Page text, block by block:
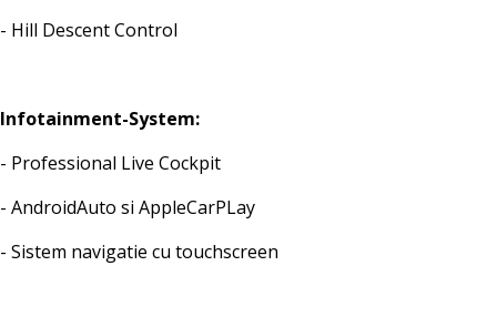
- Hill Descent Control
Infotainment-System:
- Professional Live Cockpit
- AndroidAuto si AppleCarPLay
- Sistem navigatie cu touchscreen